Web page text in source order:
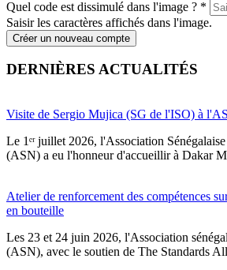
Quel code est dissimulé dans l'image ? *
Saisir les caractères affichés dans l'image.
Créer un nouveau compte
DERNIÈRES ACTUALITÉS
Visite de Sergio Mujica (SG de l'ISO) à
Le 1ᵉʳ juillet 2026, l'Association
(ASN) a eu l'honneur d'accueillir à Dakar
Atelier de renforcement des compétences
en bouteille
Les 23 et 24 juin 2026, l'Association
(ASN), avec le soutien de The Standards